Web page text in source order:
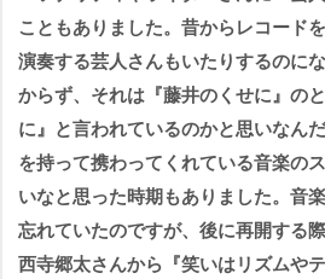
こともありました。昔からレコード
演奏する芸人さんもいたりするのに
からず、それは『藤井のくせに』の
に』と言われているのかと思いなん
を持って携わってくれている音楽の
いなと思った時期もありました。音
忘れていたのですが、後に再開する
西寺郷太さんから『笑いはリズムや